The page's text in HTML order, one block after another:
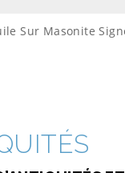
Sur Masonite